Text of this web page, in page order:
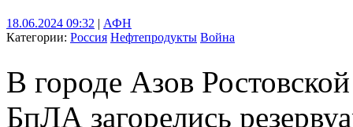
18.06.2024 09:32 | АФН
Категории: Россия Нефтепродукты Война
В городе Азов Ростовской
БпЛА загорелись